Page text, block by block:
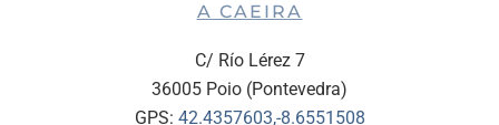
A CAEIRA
C/ Río Lérez 7
36005 Poio (Pontevedra)
GPS: 42.4357603,-8.6551508